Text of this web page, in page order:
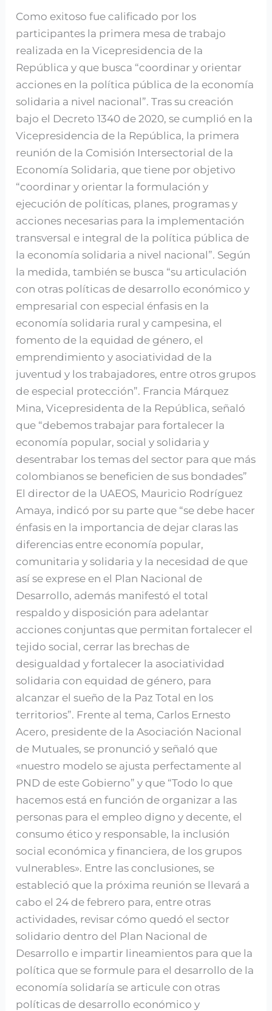
Como exitoso fue calificado por los
participantes la primera mesa de trabajo
realizada en la Vicepresidencia de la
República y que busca “coordinar y orientar
acciones en la política pública de la economía
solidaria a nivel nacional”. Tras su creación
bajo el Decreto 1340 de 2020, se cumplió en la
Vicepresidencia de la República, la primera
reunión de la Comisión Intersectorial de la
Economía Solidaria, que tiene por objetivo
“coordinar y orientar la formulación y
ejecución de políticas, planes, programas y
acciones necesarias para la implementación
transversal e integral de la política pública de
la economía solidaria a nivel nacional”. Según
la medida, también se busca “su articulación
con otras políticas de desarrollo económico y
empresarial con especial énfasis en la
economía solidaria rural y campesina, el
fomento de la equidad de género, el
emprendimiento y asociatividad de la
juventud y los trabajadores, entre otros grupos
de especial protección”. Francia Márquez
Mina, Vicepresidenta de la República, señaló
que “debemos trabajar para fortalecer la
economía popular, social y solidaria y
desentrabar los temas del sector para que más
colombianos se beneficien de sus bondades”
El director de la UAEOS, Mauricio Rodríguez
Amaya, indicó por su parte que “se debe hacer
énfasis en la importancia de dejar claras las
diferencias entre economía popular,
comunitaria y solidaria y la necesidad de que
así se exprese en el Plan Nacional de
Desarrollo, además manifestó el total
respaldo y disposición para adelantar
acciones conjuntas que permitan fortalecer el
tejido social, cerrar las brechas de
desigualdad y fortalecer la asociatividad
solidaria con equidad de género, para
alcanzar el sueño de la Paz Total en los
territorios”. Frente al tema, Carlos Ernesto
Acero, presidente de la Asociación Nacional
de Mutuales, se pronunció y señaló que
«nuestro modelo se ajusta perfectamente al
PND de este Gobierno” y que “Todo lo que
hacemos está en función de organizar a las
personas para el empleo digno y decente, el
consumo ético y responsable, la inclusión
social económica y financiera, de los grupos
vulnerables». Entre las conclusiones, se
estableció que la próxima reunión se llevará a
cabo el 24 de febrero para, entre otras
actividades, revisar cómo quedó el sector
solidario dentro del Plan Nacional de
Desarrollo e impartir lineamientos para que la
política que se formule para el desarrollo de la
economía solidaría se articule con otras
políticas de desarrollo económico y
llevó
cabo
su
primer
encuentro